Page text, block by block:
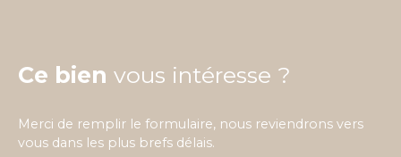
Ce bien vous intéresse ?
Merci de remplir le formulaire, nous reviendrons vers
vous dans les plus brefs délais.